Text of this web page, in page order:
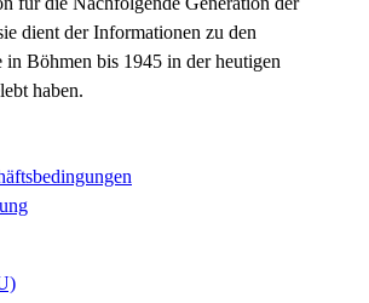
dient der Informationen zu den
in Böhmen bis 1945 in der heutigen
haben.